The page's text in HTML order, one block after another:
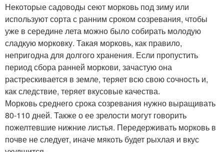
Некоторые садоводы сеют морковь под зиму или
используют сорта с ранним сроком созревания, чтобы
уже в середине лета можно было собирать молодую
сладкую морковку. Такая морковь, как правило,
непригодна для долгого хранения. Если пропустить
период сбора ранней моркови, зачастую она
растрескивается в земле, теряет всю свою сочность и,
как следствие, теряет вкусовые качества.
Морковь среднего срока созревания нужно выращивать
80-110 дней. Также о ее зрелости могут говорить
пожелтевшие нижние листья. Передерживать морковь в
почве не следует, иначе мякоть будет рыхлая и вкус